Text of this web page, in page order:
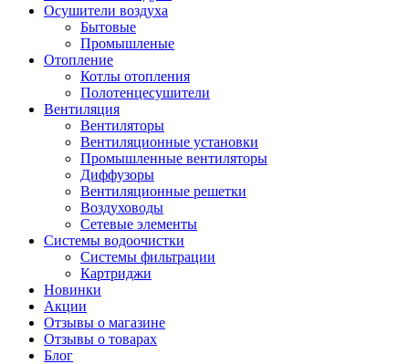
Осушители воздуха
Бытовые
Промышленые
Отопление
Котлы отопления
Полотенцесушители
Вентиляция
Вентиляторы
Вентиляционные установки
Промышленные вентиляторы
Диффузоры
Вентиляционные решетки
Воздуховоды
Сетевые элементы
Системы водоочистки
Системы фильтрации
Картриджи
Новинки
Акции
Отзывы о магазине
Отзывы о товарах
Блог